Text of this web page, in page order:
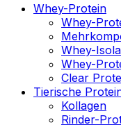
Whey-Protein
Whey-
Whey-
Whey-
Clear
Tierische
Kollagen
Rinder-